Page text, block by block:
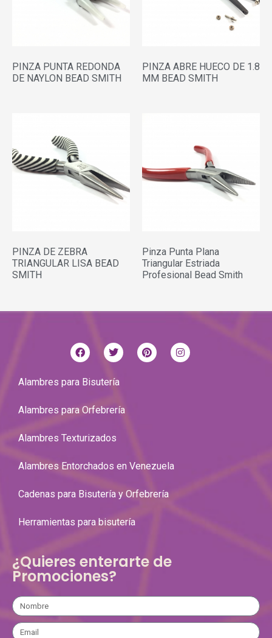
PINZA PUNTA REDONDA
DE NAYLON BEAD SMITH
PINZA ABRE HUECO DE 1.8
MM BEAD SMITH
PINZA DE ZEBRA
TRIANGULAR LISA BEAD
SMITH
Pinza Punta Plana
Triangular Estriada
Profesional Bead Smith
Alambres para Bisutería
Alambres para Orfebrería
Alambres Texturizados
Alambres Entorchados en Venezuela
Cadenas para Bisutería y Orfebrería
Herramientas para bisutería
¿Quieres enterarte de
Promociones?